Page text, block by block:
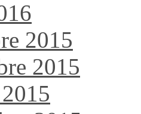
2015
2015